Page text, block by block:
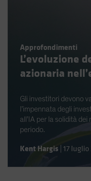
Switzerland
Taiwan - 台灣
United States (US
US (Non-US
Approfondimenti
L’evoluzione
azionaria
Gli investitori devono
l’impennata degli
all’IA per la solidità
periodo.
Kent Hargis 17 luglio